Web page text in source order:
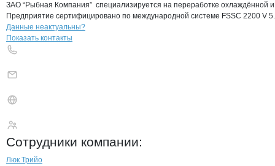
ЗАО “Рыбная Компания”  специализируется на переработке
Предприятие сертифицировано по международной системе FSSC 2200 V
Контактыкомпании
+7(800)000-00-..
Данные неактуальны?
Показать контакты
Сотрудники компании:
Люк Трийо